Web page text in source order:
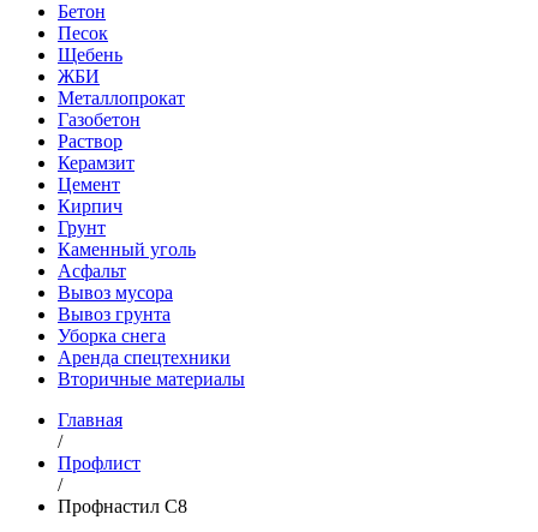
Бетон
Песок
Щебень
ЖБИ
Металлопрокат
Газобетон
Раствор
Керамзит
Цемент
Кирпич
Грунт
Каменный уголь
Асфальт
Вывоз мусора
Вывоз грунта
Уборка снега
Аренда спецтехники
Вторичные материалы
Главная
/
Профлист
/
Профнастил С8